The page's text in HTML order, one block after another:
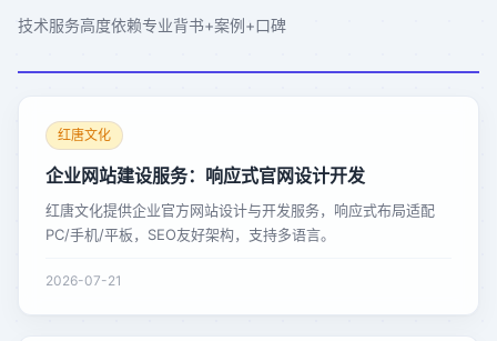
技术服务高度依赖专业背书+案例+口碑
红唐文化
企业网站建设服务：响应式官网设计开发
红唐文化提供企业官方网站设计与开发服务，响应式布局适配
PC/手机/平板，SEO友好架构，支持多语言。
2026-07-21